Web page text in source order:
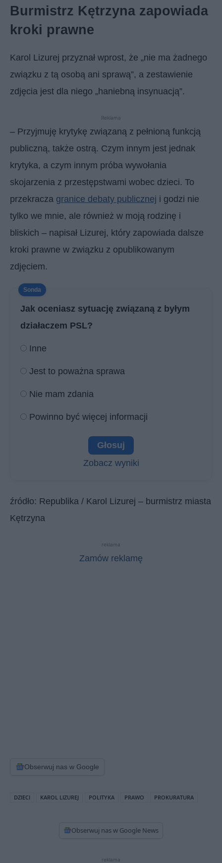
Burmistrz Kętrzyna zapowiada
kroki prawne
Karol Lizurej przyznał wprost, że „nie ma żadnego
związku z tą osobą ani sprawą”, a zestawienie
zdjęcia jest dla niego „haniebną insynuacją”.
Reklama
– Przyjmuję krytykę związaną z pełnioną funkcją
publiczną, także ostrą. Czym innym jest jednak
krytyka, a czym innym próba wywołania
skojarzenia z przestępstwami wobec dzieci. To
przekracza granice debaty publicznej i godzi nie
tylko we mnie, ale również w moją rodzinę i
bliskich – napisał Lizurej, który zapowiada dalsze
kroki prawne w związku z opublikowanym
zdjęciem.
Jak oceniasz sytuację związaną z byłym
działaczem PSL?
Inne
Jest to poważna sprawa
Nie mam zdania
Powinno być więcej informacji
Zobacz wyniki
źródło: Republika / Karol Lizurej – burmistrz miasta
Kętrzyna
reklama
Zamów reklamę
Obserwuj nas w Google
DZIECI KAROL LIZUREJ POLITYKA PRAWO PROKURATURA
Obserwuj nas w Google News
reklama